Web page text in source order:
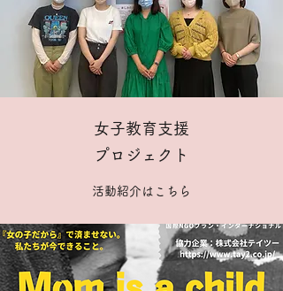
女子教育支援
プロジェクト
活動紹介はこちら